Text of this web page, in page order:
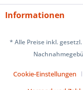
Informationen
* Alle Preise inkl.
Cookie-Einstellungen